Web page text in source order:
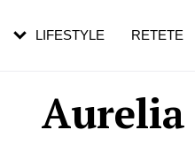
Aurelia
LIFESTYLE RETETE
pe